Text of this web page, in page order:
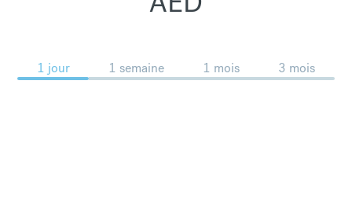
1 jour 1 semaine 1 mois 3 mois